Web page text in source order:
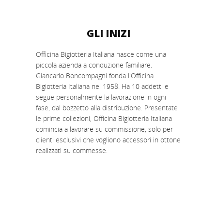
GLI INIZI
Officina Bigiotteria Italiana nasce come una
piccola azienda a conduzione familiare.
Giancarlo Boncompagni fonda l'Officina
Bigiotteria Italiana nel 1958. Ha 10 addetti e
segue personalmente la lavorazione in ogni
fase, dal bozzetto alla distribuzione. Presentate
le prime collezioni, Officina Bigiotteria Italiana
comincia a lavorare su commissione, solo per
clienti esclusivi che vogliono accessori in ottone
realizzati su commesse.